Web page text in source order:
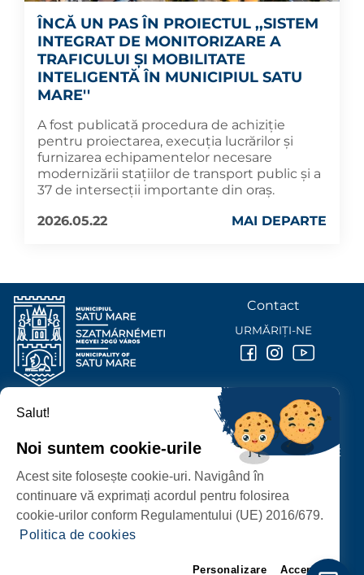
ÎNCĂ UN PAS ÎN PROIECTUL ,,SISTEM
INTEGRAT DE MONITORIZARE A
TRAFICULUI ȘI MOBILITATE
INTELIGENTĂ ÎN MUNICIPIUL SATU
MARE''
A fost publicată procedura de achiziție
pentru proiectarea, execuția lucrărilor și
furnizarea echipamentelor necesare
modernizării stațiilor de transport public și a
37 de intersecții importante din oraș.
2026.05.22
MAI DEPARTE
PROTECȚIA DATELOR PERSONALE
PRIMĂRIA MUNICIPIULUI
P-ȚA 25 OCTOMBRIE, NR. 1 CORP M, 440026 SATU MARE
Contact
URMĂRIȚI-NE
Salut!
Noi suntem cookie-urile
Acest site folosește cookie-uri. Navigând în
continuare vă exprimați acordul pentru folosirea
cookie-urilor conform Regulamentului (UE) 2016/679.
Politica de cookies
Personalizare Accept